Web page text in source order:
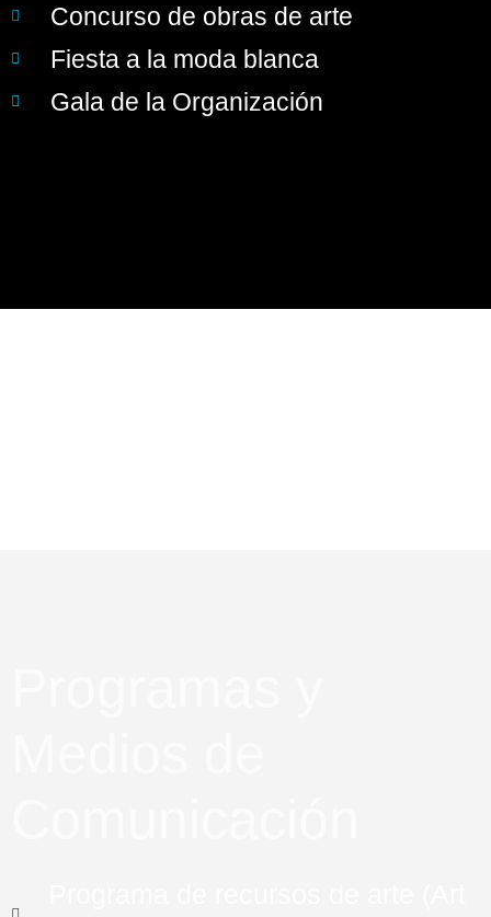
Concurso de obras de arte
Fiesta a la moda blanca
Gala de la Organización